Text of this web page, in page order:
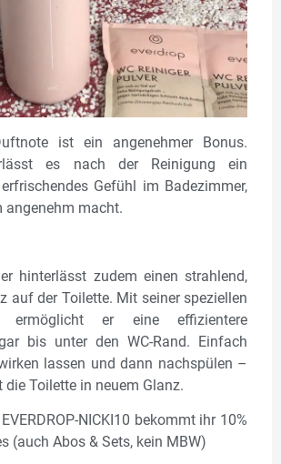
ist ein angenehmer Bonus.
es nach der Reinigung ein
Gefühl im Badezimmer,
angenehm macht.
hinterlässt zudem einen strahlend,
auf der Toilette. Mit seiner speziellen
ermöglicht er eine effizientere
bis unter den WC-Rand. Einfach
lassen und dann nachspülen –
Toilette in neuem Glanz.
NICKI10 bekommt ihr 10%
(auch Abos & Sets, kein MBW)